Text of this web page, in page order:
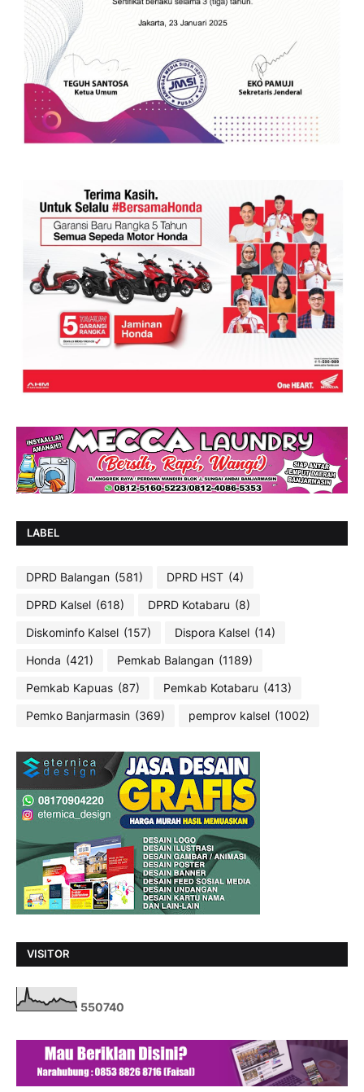
LABEL
DPRD Balangan (581) DPRD HST (4)
DPRD Kalsel (618) DPRD Kotabaru (8)
Diskominfo Kalsel (157) Dispora Kalsel (14)
Honda (421) Pemkab Balangan (1189)
Pemkab Kapuas (87) Pemkab Kotabaru (413)
Pemko Banjarmasin (369) pemprov kalsel (1002)
VISITOR
550740